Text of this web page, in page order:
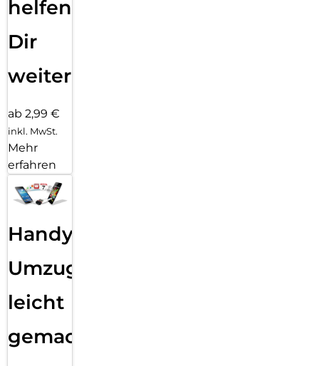
helfen
Dir
weiter
ab 2,99 €
inkl. MwSt.
Mehr
erfahren
Handy
Umzug
leicht
gemacht!